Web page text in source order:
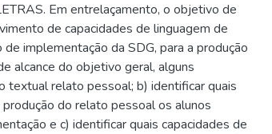
Em entrelaçamento, o objetivo de
de capacidades de linguagem de
implementação da SDG, para a produção
alcance do objetivo geral, alguns
textual relato pessoal; b) identificar quais
do relato pessoal os alunos
e c) identificar quais capacidades de